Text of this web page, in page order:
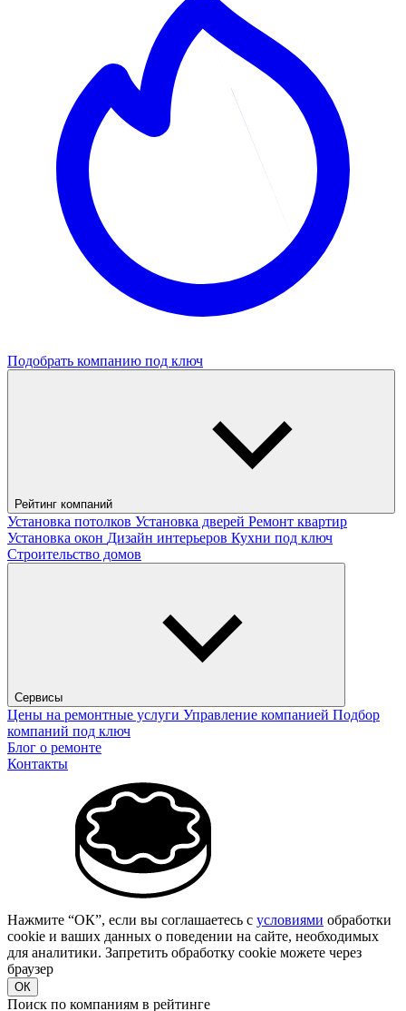
Подобрать компанию под ключ
Рейтинг компаний
Установка потолков Установка дверей Ремонт квартир
Установка окон Дизайн интерьеров Кухни под ключ
Строительство домов
Сервисы
Цены на ремонтные услуги Управление компанией Подбор
компаний под ключ
Блог о ремонте
Контакты
Нажмите “ОК”, если вы соглашаетесь с условиями обработки
cookie и ваших данных о поведении на сайте, необходимых
для аналитики. Запретить обработку cookie можете через
браузер
ОК
Поиск по компаниям в рейтинге